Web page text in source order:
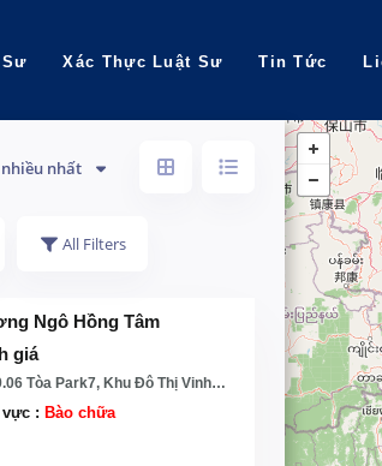
Xác Thực Luật Sư Tin Tức
nhất
All Filters
Ngô Hồng Tâm
giá
Park7, Khu Đô Thị Vinhomes, đường Nguyễn Hữu Cảnh, Phường 22 Quân Bình Thạnh, HCM
: Bào chữa